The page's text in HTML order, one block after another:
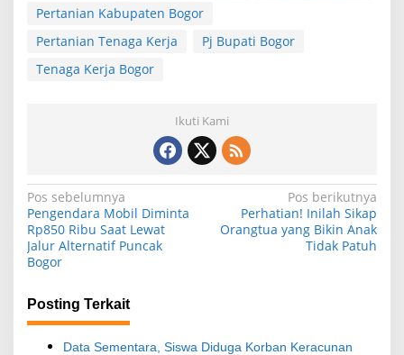
Pertanian Kabupaten Bogor
Pertanian Tenaga Kerja
Pj Bupati Bogor
Tenaga Kerja Bogor
Ikuti Kami
N
a
v
g
a
Pos sebelumnya
Pengendara Mobil Diminta
Rp850 Ribu Saat Lewat
Jalur Alternatif Puncak
Bogor
Pos berikutnya
Perhatian! Inilah Sikap
Orangtua yang Bikin Anak
Tidak Patuh
Posting Terkait
Data Sementara, Siswa Diduga Korban Keracunan